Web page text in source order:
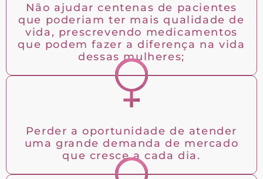
Não ajudar centenas de pacientes
que poderiam ter mais qualidade de
vida, prescrevendo medicamentos
que podem fazer a diferença na vida
dessas mulheres;
Perder a oportunidade de atender
uma grande demanda de mercado
que cresce a cada dia.